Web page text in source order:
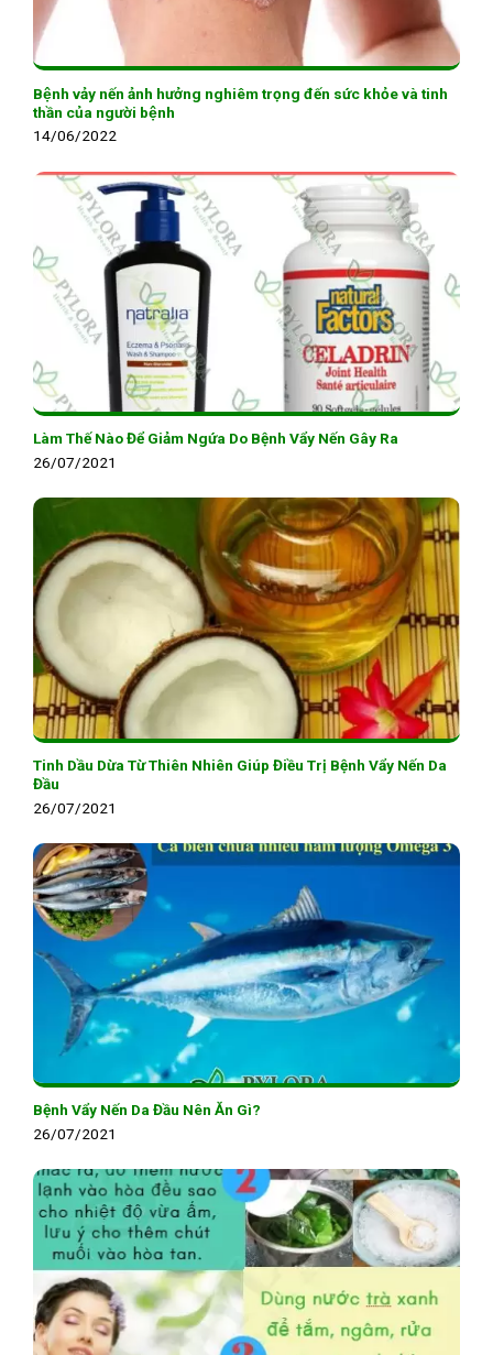
Bệnh vảy nến ảnh hưởng nghiêm trọng đến sức khỏe và tinh
thần của người bệnh
14/06/2022
Làm Thế Nào Để Giảm Ngứa Do Bệnh Vẩy Nến Gây Ra
26/07/2021
Tinh Dầu Dừa Từ Thiên Nhiên Giúp Điều Trị Bệnh Vẩy Nến Da
Đầu
26/07/2021
Bệnh Vẩy Nến Da Đầu Nên Ăn Gì?
26/07/2021